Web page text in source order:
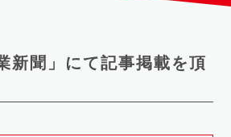
新聞」にて記事掲載を頂